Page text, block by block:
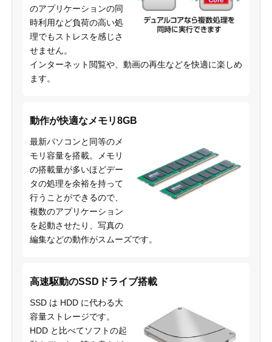
のアプリケーションの同
時利用など負荷の高い処
理でもストレスを感じさ
せません。
インターネット閲覧や、動画の再生などを快適に楽しめ
ます。
動作が快適なメモリ8GB
最新パソコンと同等のメ
モリ容量を搭載。メモリ
の搭載量が多いほどデー
タの処理を余裕を持って
行うことができるので、
複数のアプリケーション
を起動させたり、写真の
編集などの動作がスムーズです。
高速駆動のSSDドライブ搭載
SSD は HDD に代わる大
容量ストレージです。
HDD と比べてソフトの起